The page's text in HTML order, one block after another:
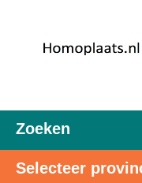
Zoeken
Selecteer